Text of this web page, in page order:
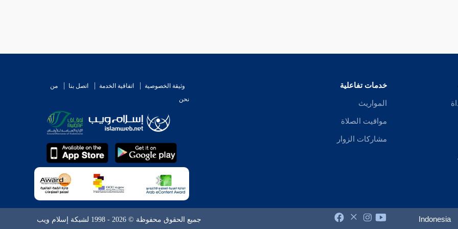
خدمات تفاعلية
المواريث
مواقيت الصلاة
مشاركات الزوار
وثيقة الخصوصية اتفاقية الخدمة اتصل بنا
من
نحن
Indonesia جميع الحقوق محفوظة © 2026 - 1998 لشبكة إسلام ويب